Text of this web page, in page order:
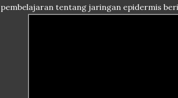
pembelajaran tentang jaringan epidermis